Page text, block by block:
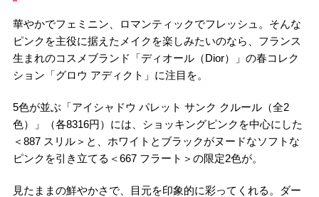
華やかでフェミニン、ロマンティックでフレッシュ。そんな
ピンクを主役に据えたメイクを楽しみたいのなら、フランス
生まれのコスメブランド「ディオール（Dior）」の春コレク
ション「グロウ アディクト」に注目を。
5色が並ぶ「アイシャドウ パレット サンク クルール（全2
色）」（各8316円）には、ショッキングピンクを中心にした
＜887 スリル＞と、ホワイトとブラックがヌードなソフトな
ピンクを引き立てる＜667 フラート＞の限定2色が。
見たままの鮮やかさで、目元を印象的に彩ってくれる。ダー